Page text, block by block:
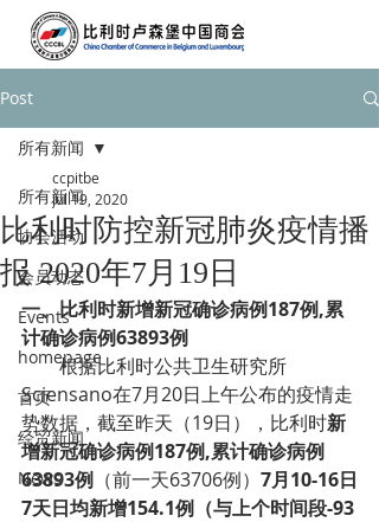
Post
所有新闻
协会活动
会员动态
Events
homepage
首页
经贸新闻
News
所有新闻
比利时防控新冠肺炎疫情播
报 2020年7月19日
ccpitbe
Jul 19, 2020
一、比利时新增新冠确诊病例187例,累
计确诊病例63893例
根据比利时公共卫生研究所
Sciensano在7月20日上午公布的疫情走
势数据，截至昨天（19日），比利时新
增新冠确诊病例187例,累计确诊病例
63893例 （前一天63706例） 7月10-16日
7天日均新增154.1例（与上个时间段-93